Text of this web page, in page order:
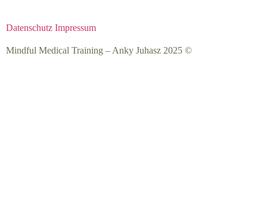
Datenschutz Impressum
Mindful Medical Training – Anky Juhasz 2025 ©️